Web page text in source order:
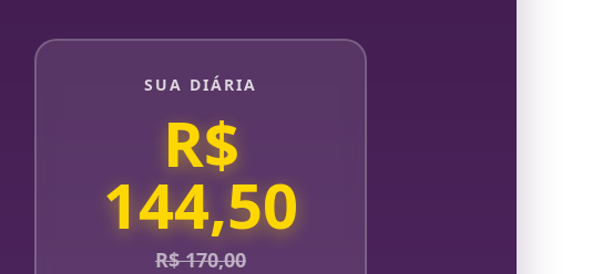
SUA DIÁRIA
R$
144,50
R$ 170,00